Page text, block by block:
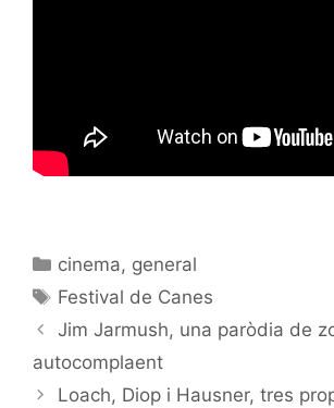
Categories
cinema, general
Etiquetes
Festival de Canes
Jim Jarmush, una paròdia de
autocomplaent
Loach, Diop i Hausner, tres